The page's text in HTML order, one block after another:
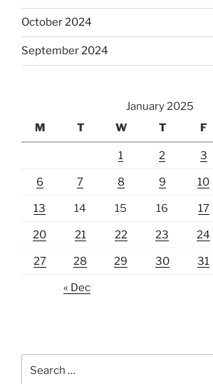
October 2024
September 2024
January 2025
M
T W T F
1 2 3
6 7 8 9 10
13 14 15 16 17
20 21 22 23 24
27 28 29 30 31
« Dec